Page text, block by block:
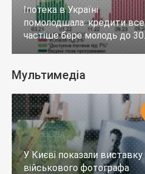
Іпотека в Україні
помолодшала: кредити все
частіше бере молодь до 30
років
Мультимедіа
У Києві показали виставку
військового фотографа